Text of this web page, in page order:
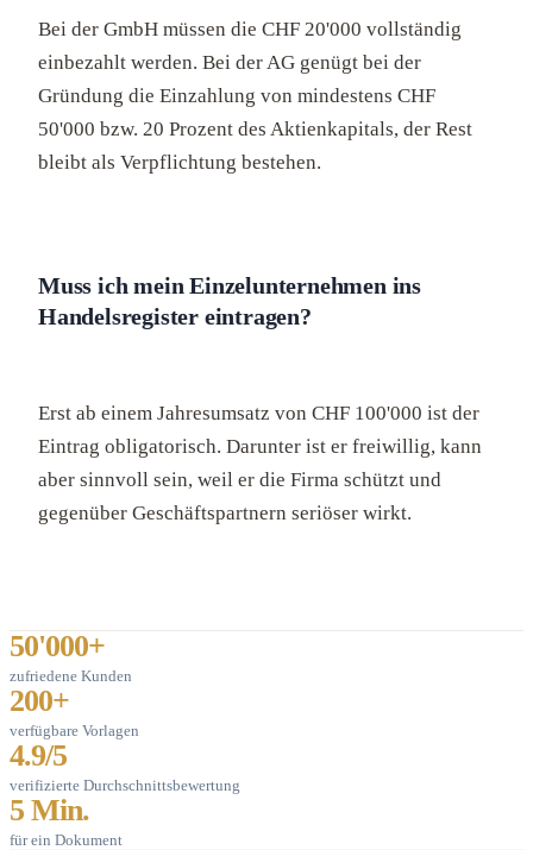
Bei der GmbH müssen die CHF 20'000 vollständig
einbezahlt werden. Bei der AG genügt bei der
Gründung die Einzahlung von mindestens CHF
50'000 bzw. 20 Prozent des Aktienkapitals, der Rest
bleibt als Verpflichtung bestehen.
Muss ich mein Einzelunternehmen ins
Handelsregister eintragen?
Erst ab einem Jahresumsatz von CHF 100'000 ist der
Eintrag obligatorisch. Darunter ist er freiwillig, kann
aber sinnvoll sein, weil er die Firma schützt und
gegenüber Geschäftspartnern seriöser wirkt.
50'000+
zufriedene Kunden
200+
verfügbare Vorlagen
4.9/5
verifizierte Durchschnittsbewertung
5 Min.
für ein Dokument